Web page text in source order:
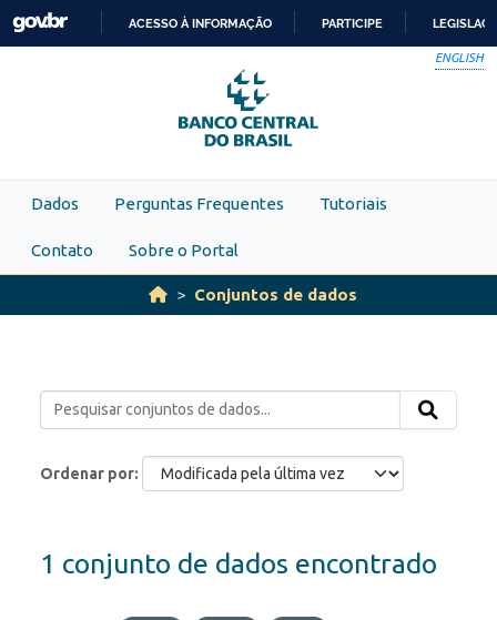
Skip to main content
PARA
O
CONTEÚDO
ACESSO À INFORMAÇÃO PARTICIPE
ENGLISH
Dados Perguntas Frequentes Tutoriais
Contato Sobre o Portal
Conjuntos de dados
Ordenar por
1 conjunto de dados encontrado